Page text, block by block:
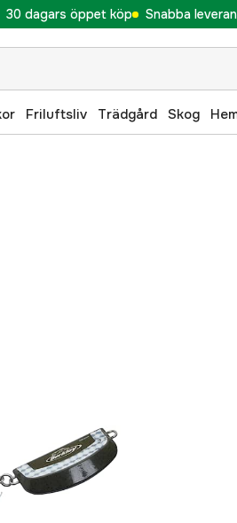
30 dagars öppet köp Snabba
Friluftsliv Trädgård Skog